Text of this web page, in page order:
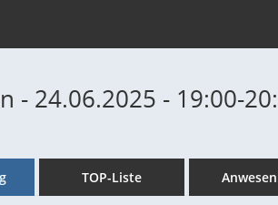
- 24.06.2025 - 19:00-
TOP-Liste